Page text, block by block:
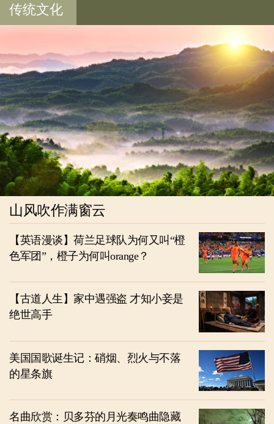
传统文化
山风吹作满窗云
【英语漫谈】荷兰足球队为何又叫“橙
色军团”，橙子为何叫orange？
【古道人生】家中遇强盗 才知小妾是
绝世高手
美国国歌诞生记：硝烟、烈火与不落
的星条旗
名曲欣赏：贝多芬的月光奏鸣曲隐藏